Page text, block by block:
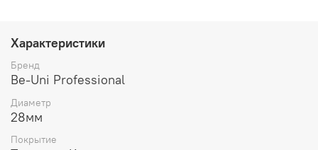
Инновационная технология ухода за волосами
позволяет достигать идеального, стойкого локона при
более низком температурном режиме.
Плойка для волос из Турмалинового кварца коллекции
уникальный инструмент для начинающих мастеров,
мастеров высочайшего уровня, а так же отлично
подойдет для ежедневного домашнего использования.
Характеристики
Бренд
Be-Uni Professional
Диаметр
28мм
Покрытие